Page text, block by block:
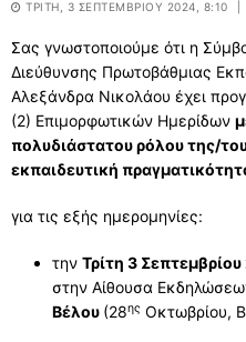
ΤΡΊΤΗ, 3 ΣΕΠΤΕΜΒΡΊΟΥ 2024, 8:10
Σας γνωστοποιούμε ότι η
Διεύθυνσης Πρωτοβάθμιας
Αλεξάνδρα Νικολάου έχει
(2) Επιμορφωτικών Ημερίδων
πολυδιάστατου ρόλου της/
εκπαιδευτική
για τις εξής ημερομηνίες:
την Τρίτη 3
στην Αίθουσα
Βέλου (28ης Οκτωβρίου,